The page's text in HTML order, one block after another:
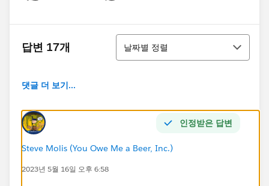
답변 17개
정렬
날짜별 정렬
댓글 더 보기...
인정받은 답변
Steve Molis (You Owe Me a Beer, Inc.)
2023년 5월 16일 오후 6:58